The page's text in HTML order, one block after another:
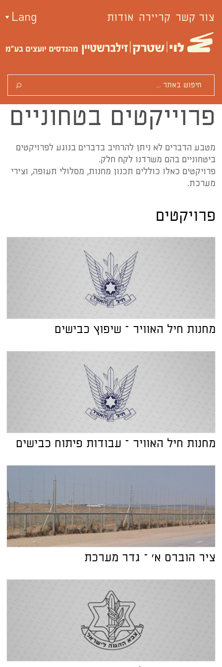
Lang צור קשר קריירה אודות
פרוייקטים בטחוניים
מטבע הדברים לא ניתן להרחיב בדברים בנוגע לפרויקטים
ביטחוניים בהם משרדנו לקח חלק.
פרויקטים כאלו כוללים תכנון מחנות, מסלולי תעופה, וצירי
מערכת.
פרויקטים
מחנות חיל האוויר – שיפוץ כבישים
מחנות חיל האוויר – עבודות פיתוח כבישים
ציר הוברס א' – גדר מערכת